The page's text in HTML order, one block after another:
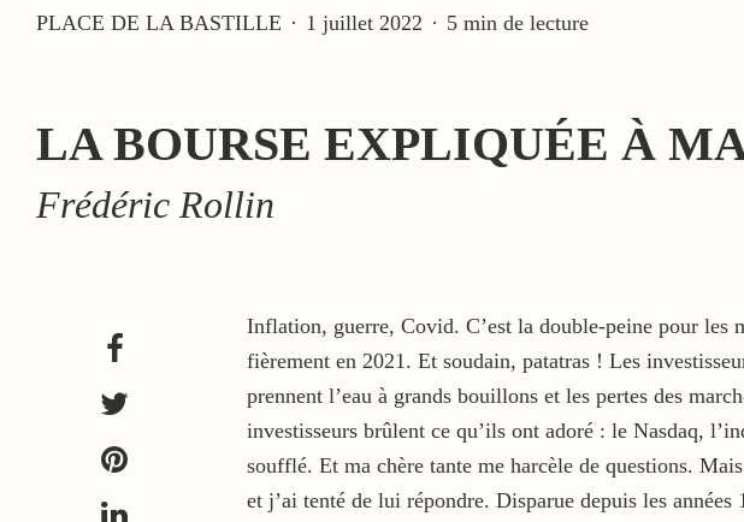
PLACE DE LA BASTILLE · 1 juillet 2022 · 5 min de lecture
LA BOURSE EXPLIQUÉE À
Frédéric Rollin
Inflation, guerre, Covid. C’est la double-peine pour les
fièrement en 2021. Et soudain, patatras ! Les
prennent l’eau à grands bouillons et les pertes des
investisseurs brûlent ce qu’ils ont adoré : le Nasdaq,
soufflé. Et ma chère tante me harcèle de questions.
et j’ai tenté de lui répondre. Disparue depuis les